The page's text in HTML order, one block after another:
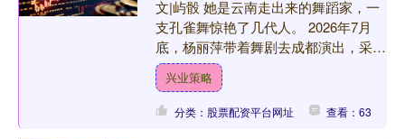
文|屿骰 她是云南走出来的舞蹈家，一
支孔雀舞惊艳了几代人。 2026年7月
底，杨丽萍带着舞剧去成都演出，采访
里说当天只吃了一个鸡蛋，让不少人咋
舌。 可很少有人知....
兴业策略
分类：股票配资平台网址 查看：63